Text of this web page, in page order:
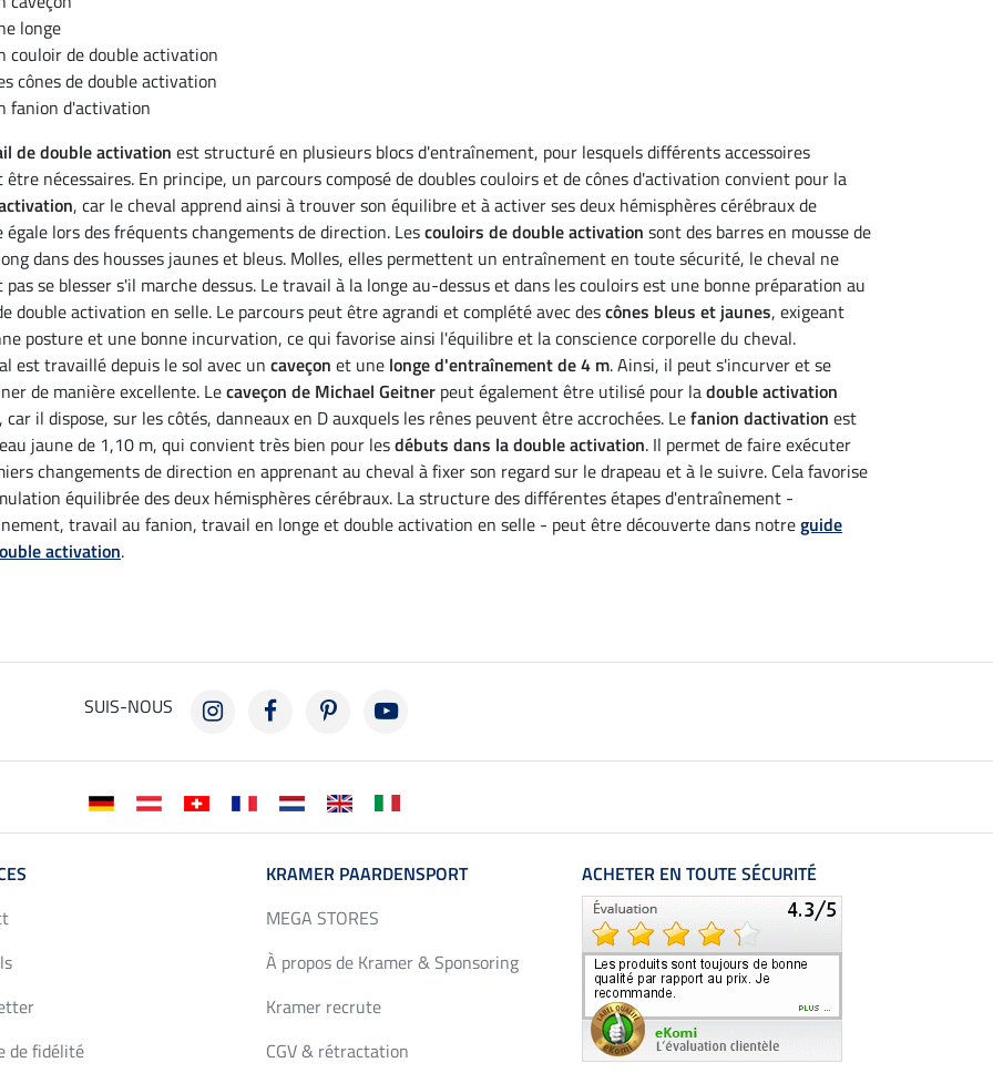
longe
couloir de double activation
cônes de double activation
fanion d'activation
de double activation est structuré en plusieurs blocs d'entraînement, pour lesquels différents accessoires
être nécessaires. En principe, un parcours composé de doubles couloirs et de cônes d'activation convient pour la
, car le cheval apprend ainsi à trouver son équilibre et à activer ses deux hémisphères cérébraux de
égale lors des fréquents changements de direction. Lescouloirs de double activation sont des barres en mousse de
dans des housses jaunes et bleus. Molles, elles permettent un entraînement en toute sécurité, le cheval ne
pas se blesser s'il marche dessus. Le travail à la longe au-dessus et dans les couloirs est une bonne préparation au
double activation en selle. Le parcours peut être agrandi et complété avec descônes bleus et jaunes, exigeant
posture et une bonne incurvation, ce qui favorise ainsi l'équilibre et la conscience corporelle du cheval.
est travaillé depuis le sol avec un caveçon et une longe d'entraînement de 4 m. Ainsi, il peut s'incurver et se
de manière excellente. Lecaveçon de Michael Geitner peut également être utilisé pour ladouble activation
, car il dispose, sur les côtés, danneaux en D auxquels les rênes peuvent être accrochées. Lefanion dactivation est
jaune de 1,10 m, qui convient très bien pour lesdébuts dans la double activation. Il permet de faire exécuter
changements de direction en apprenant au cheval à fixer son regard sur le drapeau et à le suivre. Cela favorise
équilibrée des deux hémisphères cérébraux. La structure des différentes étapes d'entraînement -
travail au fanion, travail en longe et double activation en selle - peut être découverte dans notreguide
activation.
SUIS-NOUS
de fidélité
KRAMER PAARDENSPORT
MEGA STORES
À propos de Kramer & Sponsoring
Kramer recrute
CGV & rétractation
ACHETER EN TOUTE SÉCURITÉ